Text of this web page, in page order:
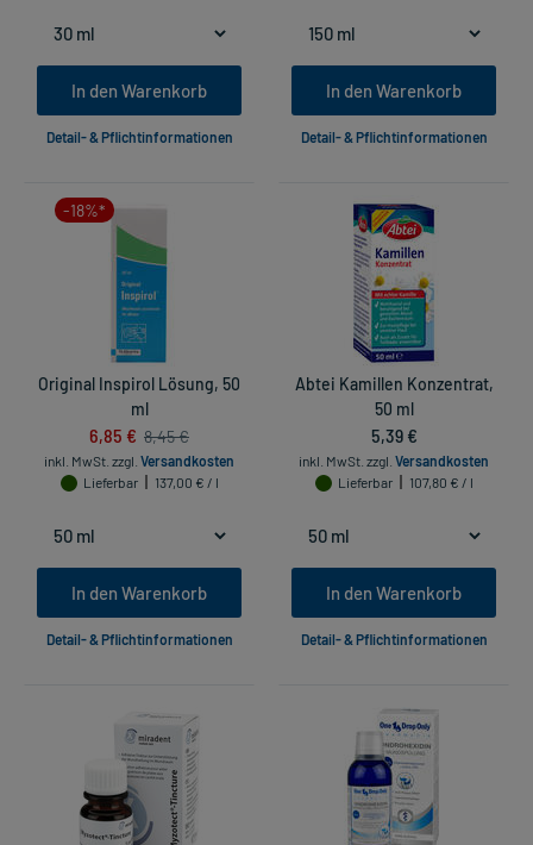
In den Warenkorb
Detail- & Pflichtinformationen
In den Warenkorb
Detail- & Pflichtinformationen
-18%*
Original Inspirol Lösung, 50
ml
6,85 € 8,45 €
inkl. MwSt. zzgl. Versandkosten
Lieferbar
137,00 € / l
In den Warenkorb
Detail- & Pflichtinformationen
Abtei Kamillen Konzentrat,
50 ml
5,39 €
inkl. MwSt. zzgl. Versandkosten
Lieferbar
107,80 € / l
In den Warenkorb
Detail- & Pflichtinformationen